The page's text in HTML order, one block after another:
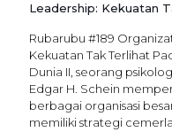
Leadership: Kekuatan
Rubarubu #189
Kekuatan Tak Terlihat
Dunia II, seorang
Edgar H. Schein
berbagai organisasi
memiliki strategi